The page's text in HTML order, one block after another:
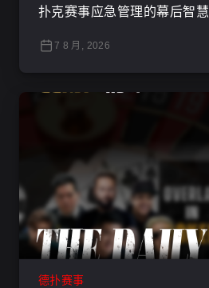
扑克赛事应急管理的幕后智慧
7 8 月, 2026
德扑赛事